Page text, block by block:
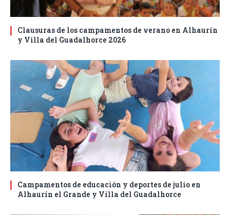
Clausuras de los campamentos de verano en Alhaurín
y Villa del Guadalhorce 2026
Campamentos de educación y deportes de julio en
Alhaurín el Grande y Villa del Guadalhorce